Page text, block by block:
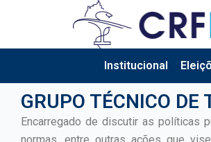
Institucional
GRUPO TÉCNICO
Encarregado de discutir as políticas
normas, entre outras ações que